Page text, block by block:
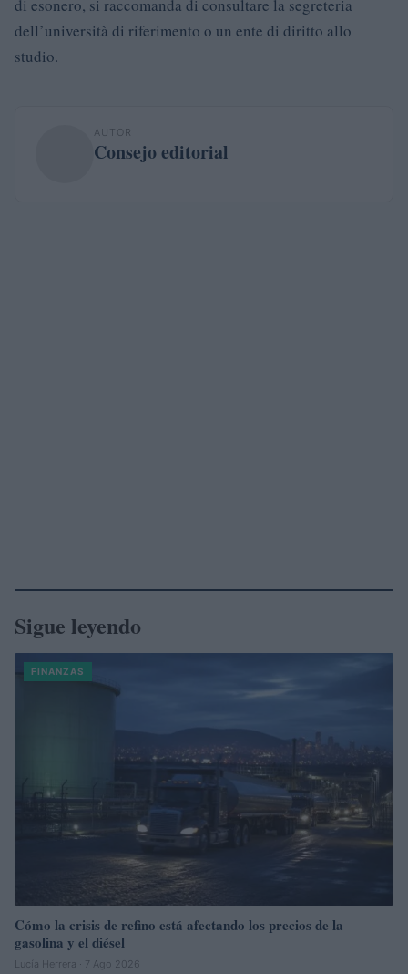
di esonero, si raccomanda di consultare la segreteria
dell’università di riferimento o un ente di diritto allo
studio.
AUTOR
Consejo editorial
Sigue leyendo
FINANZAS
Cómo la crisis de refino está afectando los precios de la
gasolina y el diésel
Lucía Herrera · 7 Ago 2026